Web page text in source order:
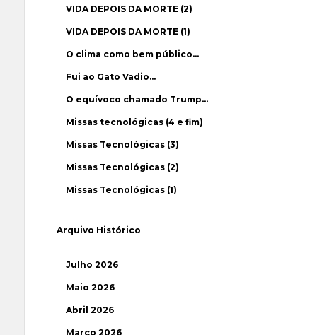
VIDA DEPOIS DA MORTE (2)
VIDA DEPOIS DA MORTE (1)
O clima como bem público…
Fui ao Gato Vadio…
O equívoco chamado Trump…
Missas tecnológicas (4 e fim)
Missas Tecnológicas (3)
Missas Tecnológicas (2)
Missas Tecnológicas (1)
Arquivo Histórico
Julho 2026
Maio 2026
Abril 2026
Março 2026